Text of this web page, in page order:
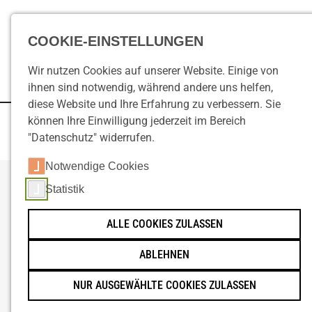
DRUCK/SCAN
DOKUMENTENMANAGEMENT
BESPRECHUNGSTECHNIK
BÜROMÖBEL
Startseite
BÜROSTÜHLE UND SITZMÖBEL ZUM
WOHLFÜHLEN
Ob Arbeitsplatz, Konferenzraum oder
Empfangsbereich:
Die richtigen Stühle sind entscheidend
COOKIE-EINSTELLUNGEN
Wir nutzen Cookies auf unserer Website. Einige von
ihnen sind notwendig, während andere uns helfen,
diese Website und Ihre Erfahrung zu verbessern. Sie
können Ihre Einwilligung jederzeit im Bereich
"Datenschutz" widerrufen.
Notwendige Cookies
Statistik
ALLE COOKIES ZULASSEN
ABLEHNEN
NUR AUSGEWÄHLTE COOKIES ZULASSEN